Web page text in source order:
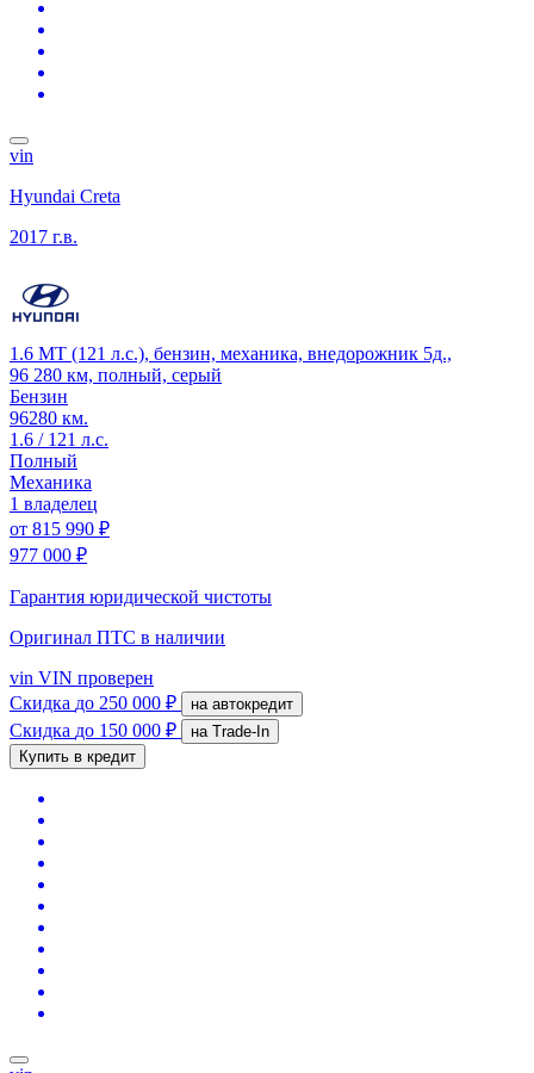
vin
Hyundai Creta
2017 г.в.
1.6 MT (121 л.с.), бензин, механика, внедорожник 5д.,
96 280 км, полный, серый
Бензин
96280 км.
1.6 / 121 л.с.
Полный
Механика
1 владелец
от 815 990 ₽
977 000 ₽
Гарантия юридической чистоты
Оригинал ПТС в наличии
vin VIN проверен
Скидка до 250 000 ₽ на автокредит
Скидка до 150 000 ₽
на Trade-In
Купить в кредит